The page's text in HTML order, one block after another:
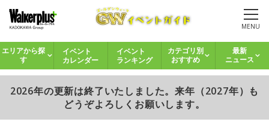
MENU
エリアから探
す
イベント
カレンダー
イベント
ランキング
カテゴリ別
おすすめ
最新
ニュース
2026年の更新は終了いたしました。来年（2027年）も
どうぞよろしくお願いします。